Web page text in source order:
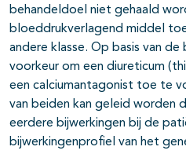
behandeldoel niet gehaald
bloeddrukverlagend middel
andere klasse. Op basis van
voorkeur om een diureticum
een calciumantagonist toe te
van beiden kan geleid worden
eerdere bijwerkingen bij de
bijwerkingenprofiel van het